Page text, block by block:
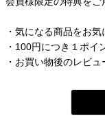
・気になる商品をお
・100円につき１ポイ
・お買い物後のレビ